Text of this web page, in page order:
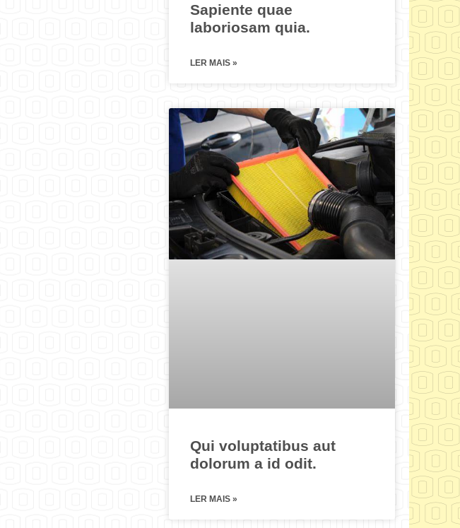
Sapiente quae
laboriosam quia.
LER MAIS »
Qui voluptatibus aut
dolorum a id odit.
LER MAIS »